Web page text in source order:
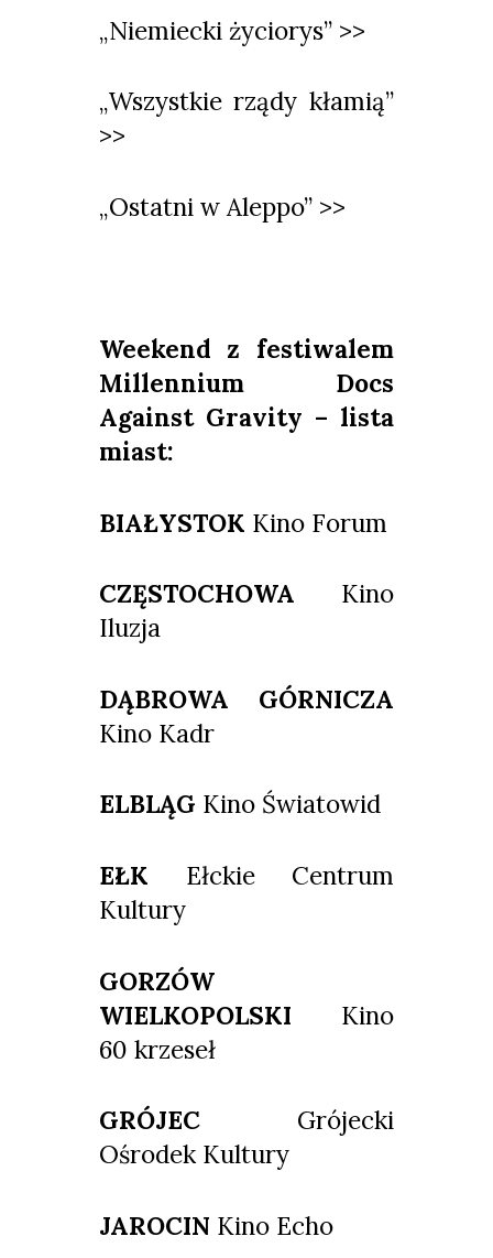
„Niemiecki życiorys” >>
„Wszystkie rządy kłamią”
>>
„Ostatni w Aleppo” >>
Weekend z festiwalem
Millennium Docs
Against Gravity – lista
miast:
BIAŁYSTOK Kino Forum
CZĘSTOCHOWA Kino
Iluzja
DĄBROWA GÓRNICZA
Kino Kadr
ELBLĄG Kino Światowid
EŁK Ełckie Centrum
Kultury
GORZÓW
WIELKOPOLSKI Kino
60 krzeseł
GRÓJECGrójecki
Ośrodek Kultury
JAROCIN Kino Echo